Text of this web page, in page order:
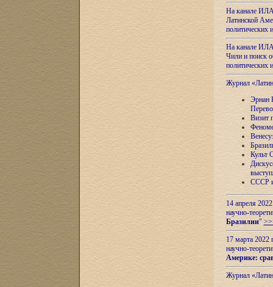
На канале
Латинской
На канале
Чили и поиск
Журнал
Эрнан
Визит
Культ
СССР и
14 апреля
научно-
Бразилии"
17 марта 2022
научно-
Америке:
Журнал